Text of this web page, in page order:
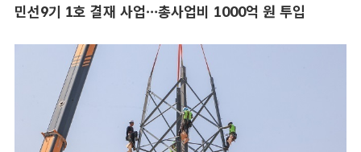
민선9기 1호 결재 사업…총사업비 1000억 원 투입